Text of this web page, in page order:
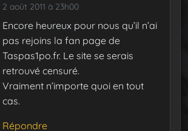
2 août 2011 à 23h00
Encore heureux pour nous qu’il n’ai
pas rejoins la fan page de
Taspas1po.fr. Le site se serais
retrouvé censuré.
Vraiment n’importe quoi en tout
cas.
Répondre